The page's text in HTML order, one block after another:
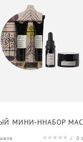
МИНИ-НАБОР ДЛЯ
НАБОР
/ 0